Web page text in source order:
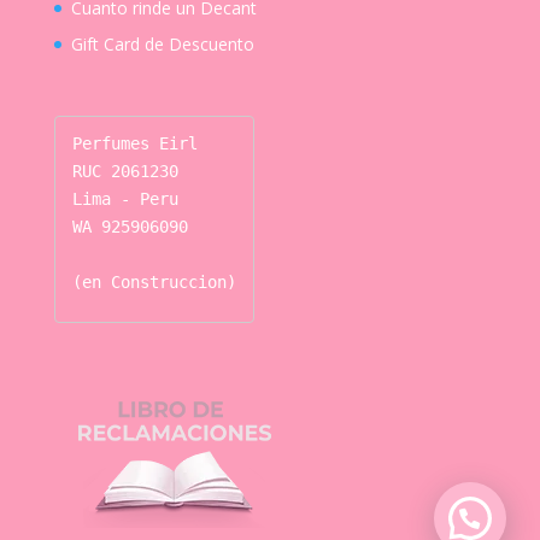
Cuanto rinde un Decant
Gift Card de Descuento
Perfumes Eirl
RUC 2061230
Lima - Peru
WA 925906090
(en Construccion)